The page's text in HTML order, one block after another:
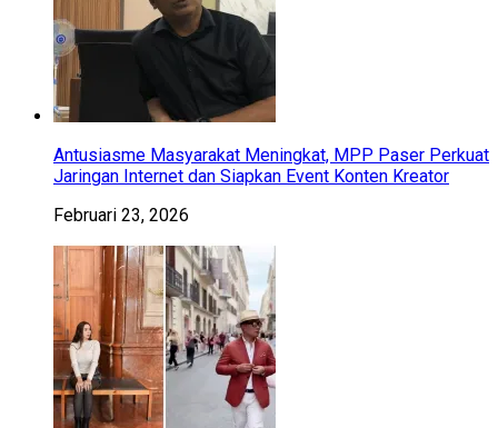
Antusiasme Masyarakat Meningkat, MPP Paser Perkuat
Jaringan Internet dan Siapkan Event Konten Kreator
Februari 23, 2026